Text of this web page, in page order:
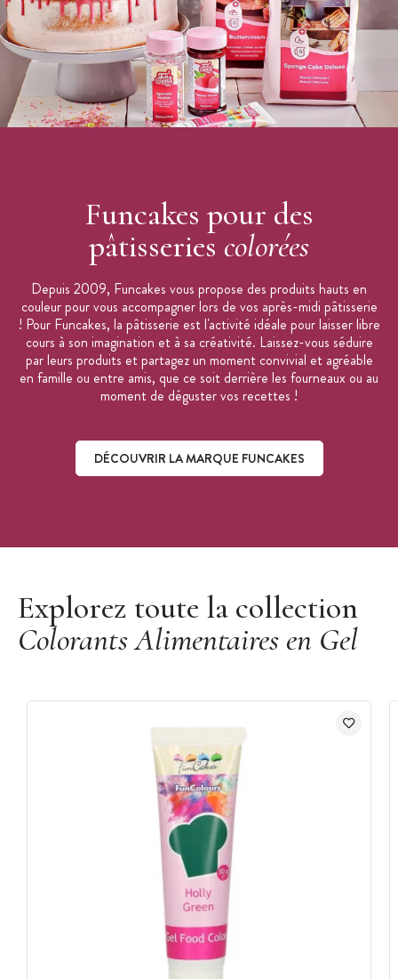
Collection : FunColours
Marque : FunCakes
Funcakes pour des
pâtisseries colorées
Depuis 2009, Funcakes vous propose des produits hauts en
couleur pour vous accompagner lors de vos après-midi pâtisserie
! Pour Funcakes, la pâtisserie est l'activité idéale pour laisser libre
cours à son imagination et à sa créativité. Laissez-vous séduire
par leurs produits et partagez un moment convivial et agréable
en famille ou entre amis, que ce soit derrière les fourneaux ou au
moment de déguster vos recettes !
DÉCOUVRIR LA MARQUE FUNCAKES
Explorez toute la collection
Colorants Alimentaires en Gel